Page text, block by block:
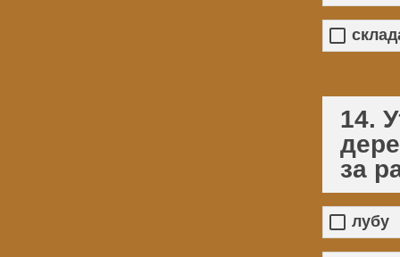
14.
за
лубу